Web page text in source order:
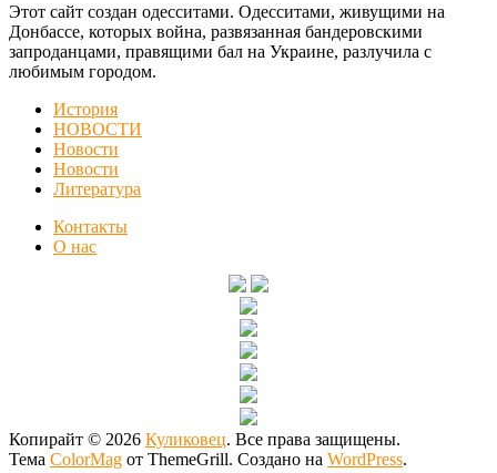
Этот сайт создан одесситами. Одесситами, живущими на
Донбассе, которых война, развязанная бандеровскими
запроданцами, правящими бал на Украине, разлучила с
любимым городом.
История
НОВОСТИ
Новости
Новости
Литература
Контакты
О нас
Копирайт © 2026 Куликовец. Все права защищены.
Тема ColorMag от ThemeGrill. Создано на WordPress.